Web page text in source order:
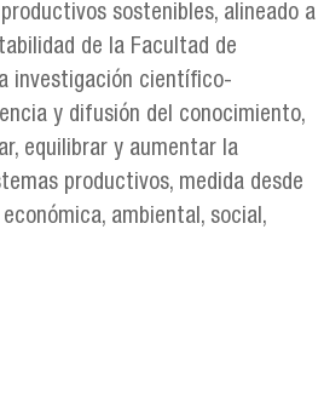
sostenibles, alineado a
de la Facultad de
investigación científico-
y difusión del conocimiento,
equilibrar y aumentar la
productivos, medida desde
ambiental, social,